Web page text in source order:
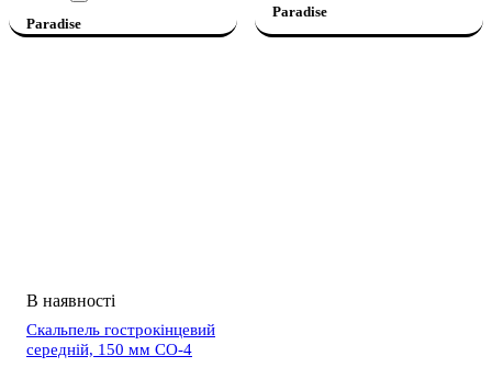
Paradise
Paradise
Скальпель гострокінцевий
середній, 150 мм СО-4